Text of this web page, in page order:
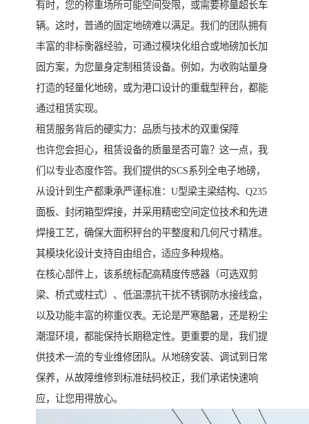
有时，您的称重场所可能空间受限，或需要称量超长车
辆。这时，普通的固定地磅难以满足。我们的团队拥有
丰富的非标衡器经验，可通过模块化组合或地磅加长加
固方案，为您量身定制租赁设备。例如，为收购站量身
打造的轻量化地磅，或为港口设计的重载型秤台，都能
通过租赁实现。
租赁服务背后的硬实力：品质与技术的双重保障
也许您会担心，租赁设备的质量是否可靠？这一点，我
们以专业态度作答。我们提供的SCS系列全电子地磅，
从设计到生产都秉承严谨标准：U型梁主梁结构、Q235
面板、封闭箱型焊接，并采用精密空间定位技术和先进
焊接工艺，确保大面积秤台的平整度和几何尺寸精准。
其模块化设计支持自由组合，适应多种规格。
在核心部件上，该系统标配高精度传感器（可选双剪
梁、桥式或柱式）、低温漂抗干扰不锈钢防水接线盒，
以及功能丰富的称重仪表。无论是严寒酷暑，还是粉尘
潮湿环境，都能保持长期稳定性。更重要的是，我们提
供技术一流的专业维修团队。从地磅安装、调试到日常
保养，从故障维修到标准砝码校正，我们承诺快速响
应，让您用得放心。